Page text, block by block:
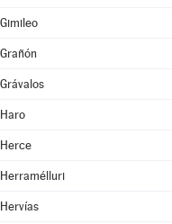
Gimileo
Grañón
Grávalos
Haro
Herce
Herramélluri
Hervías